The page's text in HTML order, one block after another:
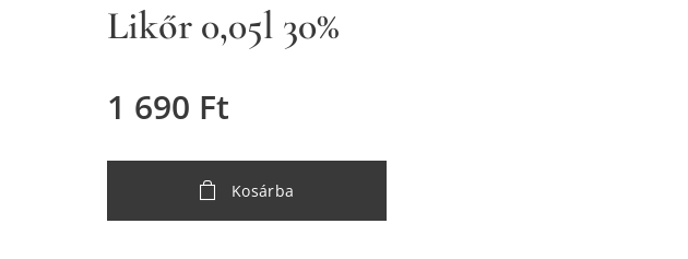
Likőr 0,05l 30%
1 690 Ft
Kosárba